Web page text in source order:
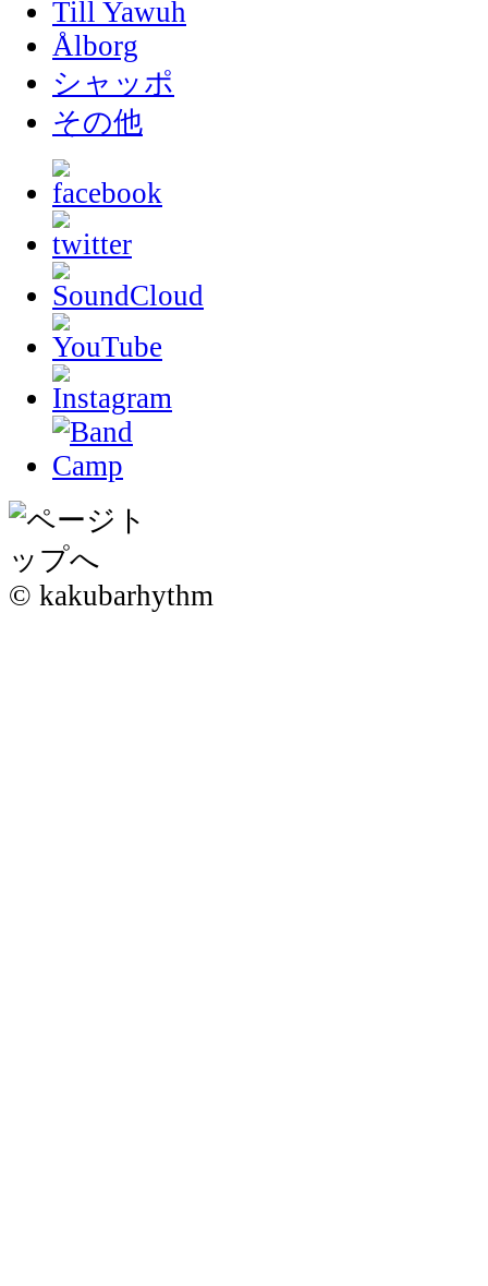
Till Yawuh
Ålborg
シャッポ
その他
© kakubarhythm